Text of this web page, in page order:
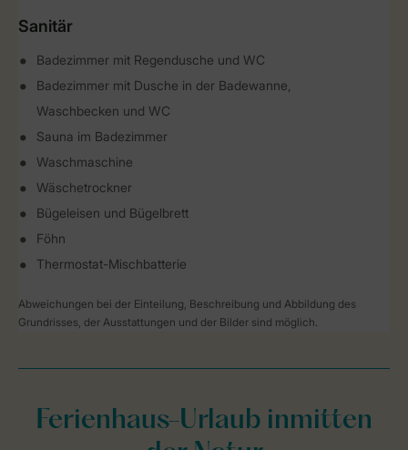
Sanitär
Badezimmer mit Regendusche und WC
Badezimmer mit Dusche in der Badewanne,
Waschbecken und WC
Sauna im Badezimmer
Waschmaschine
Wäschetrockner
Bügeleisen und Bügelbrett
Föhn
Thermostat-Mischbatterie
Abweichungen bei der Einteilung, Beschreibung und Abbildung des
Grundrisses, der Ausstattungen und der Bilder sind möglich.
Ferienhaus-Urlaub inmitten